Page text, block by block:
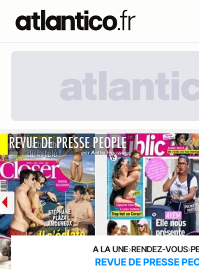
A LA UNE›RENDEZ-VOUS›
REVUE DE PRESSE